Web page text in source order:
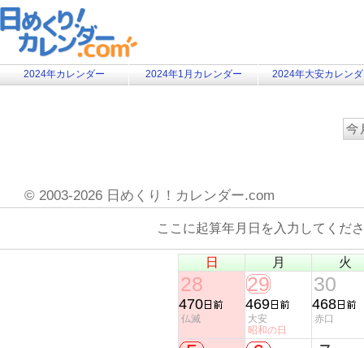
2024年カレンダー 2024年1月カレンダー 2024年大安カレン
© 2003-2026 日めくり！カレンダー.com
ここに起算年月日を入力してく
日 月 火
28
470
仏滅
29
469
大安
昭和の日
30
468
赤口